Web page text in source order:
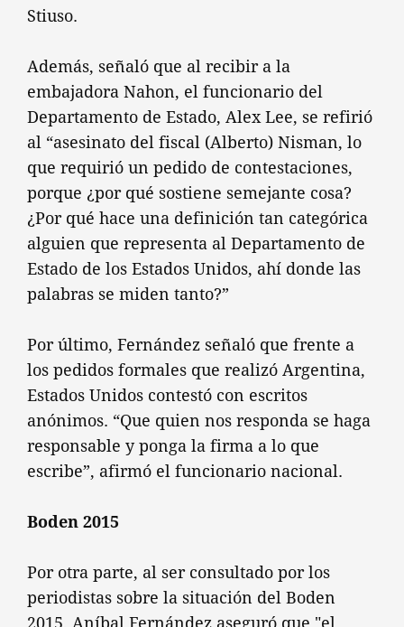
Stiuso.
Además, señaló que al recibir a la
embajadora Nahon, el funcionario del
Departamento de Estado, Alex Lee, se refirió
al “asesinato del fiscal (Alberto) Nisman, lo
que requirió un pedido de contestaciones,
porque ¿por qué sostiene semejante cosa?
¿Por qué hace una definición tan categórica
alguien que representa al Departamento de
Estado de los Estados Unidos, ahí donde las
palabras se miden tanto?”
Por último, Fernández señaló que frente a
los pedidos formales que realizó Argentina,
Estados Unidos contestó con escritos
anónimos. “Que quien nos responda se haga
responsable y ponga la firma a lo que
escribe”, afirmó el funcionario nacional.
Boden 2015
Por otra parte, al ser consultado por los
periodistas sobre la situación del Boden
2015, Aníbal Fernández aseguró que "el